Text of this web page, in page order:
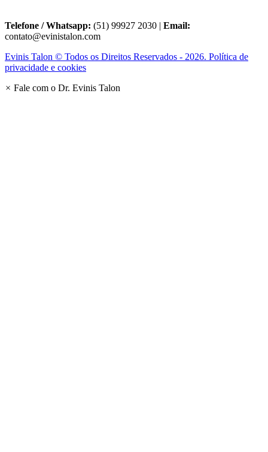
Telefone / Whatsapp: (51) 99927 2030 | Email:
contato@evinistalon.com
Evinis Talon © Todos os Direitos Reservados - 2026. Política de
privacidade e cookies
× Fale com o Dr. Evinis Talon